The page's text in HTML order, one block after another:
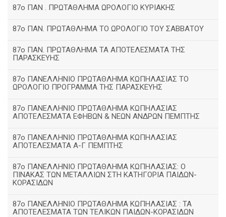
87ο ΠΑΝ . ΠΡΩΤΑΘΛΗΜΑ ΩΡΟΛΟΓΙΟ ΚΥΡΙΑΚΗΣ
87ο ΠΑΝ. ΠΡΩΤΑΘΛΗΜΑ ΤΟ ΩΡΟΛΟΓΙΟ ΤΟΥ ΣΑΒΒΑΤΟΥ
87ο ΠΑΝ. ΠΡΩΤΑΘΛΗΜΑ ΤΑ ΑΠΟΤΕΛΕΣΜΑΤΑ ΤΗΣ
ΠΑΡΑΣΚΕΥΗΣ
87ο ΠΑΝΕΛΛΗΝΙΟ ΠΡΩΤΑΘΛΗΜΑ ΚΩΠΗΛΑΣΙΑΣ ΤΟ
ΩΡΟΛΟΓΙΟ ΠΡΟΓΡΑΜΜΑ ΤΗΣ ΠΑΡΑΣΚΕΥΗΣ
87ο ΠΑΝΕΛΛΗΝΙΟ ΠΡΩΤΑΘΛΗΜΑ ΚΩΠΗΛΑΣΙΑΣ
ΑΠΟΤΕΛΕΣΜΑΤΑ ΕΦΗΒΩΝ & ΝΕΩΝ ΑΝΔΡΩΝ ΠΕΜΠΤΗΣ
87ο ΠΑΝΕΛΛΗΝΙΟ ΠΡΩΤΑΘΛΗΜΑ ΚΩΠΗΛΑΣΙΑΣ
ΑΠΟΤΕΛΕΣΜΑΤΑ Α-Γ ΠΕΜΠΤΗΣ
87ο ΠΑΝΕΛΛΗΝΙΟ ΠΡΩΤΑΘΛΗΜΑ ΚΩΠΗΛΑΣΙΑΣ: Ο
ΠΙΝΑΚΑΣ ΤΩΝ ΜΕΤΑΛΛΙΩΝ ΣΤΗ ΚΑΤΗΓΟΡΙΑ ΠΑΙΔΩΝ-
ΚΟΡΑΣΙΔΩΝ
87ο ΠΑΝΕΛΛΗΝΙΟ ΠΡΩΤΑΘΛΗΜΑ ΚΩΠΗΛΑΣΙΑΣ : ΤΑ
ΑΠΟΤΕΛΕΣΜΑΤΑ ΤΩΝ ΤΕΛΙΚΩΝ ΠΑΙΔΩΝ-ΚΟΡΑΣΙΔΩΝ